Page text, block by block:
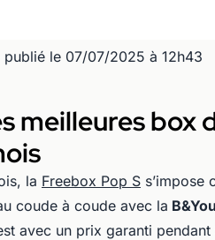
publié le 07/07/2025 à 12h43
meilleures box
la Freebox Pop S s’impose
coude à coude avec la
avec un prix garanti